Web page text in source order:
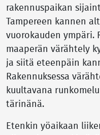
rakennuspaikan
Tampereen kannen
vuorokauden ympäri.
maaperän värähtely
ja siitä eteenpäin
Rakennuksessa
kuultavana
tärinänä.
Etenkin yöaikaan